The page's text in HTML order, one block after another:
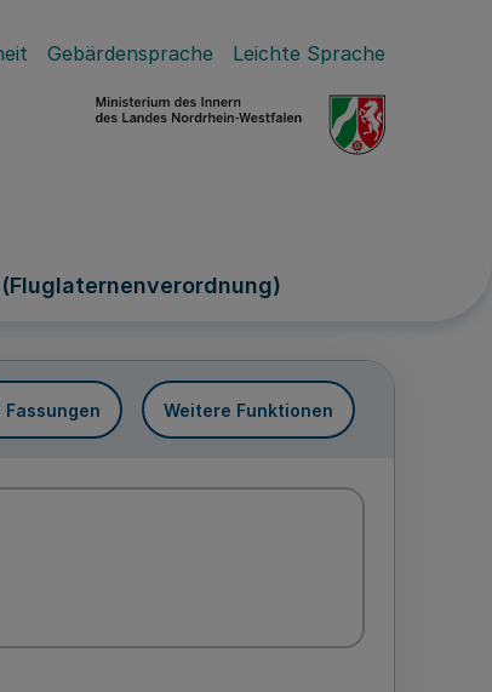
Gebärdensprache Leichte Sprache
Fassungen Weitere Funktionen